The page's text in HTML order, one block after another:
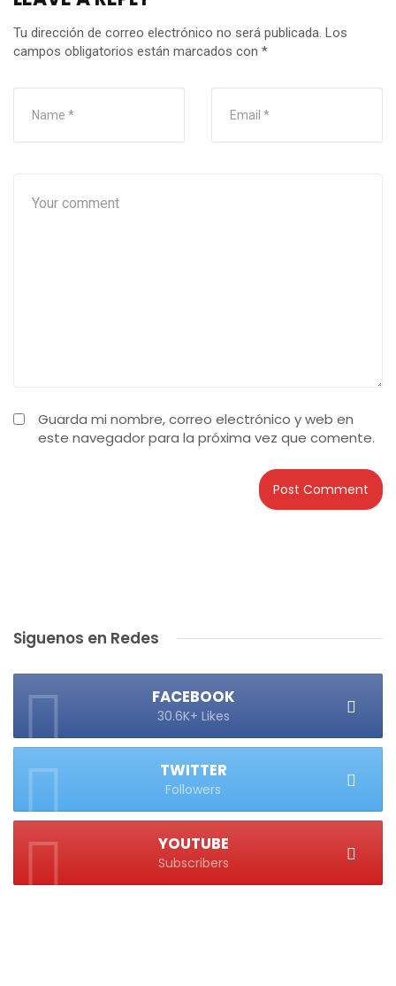
Tu dirección de correo electrónico no será publicada. Los
campos obligatorios están marcados con *
Guarda mi nombre, correo electrónico y web en
este navegador para la próxima vez que comente.
Siguenos en Redes
FACEBOOK
30.6K+ Likes
TWITTER
Followers
YOUTUBE
Subscribers